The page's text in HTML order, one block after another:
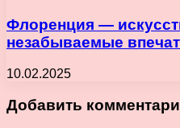
Флоренция —
незабываемые
10.02.2025
Добавить